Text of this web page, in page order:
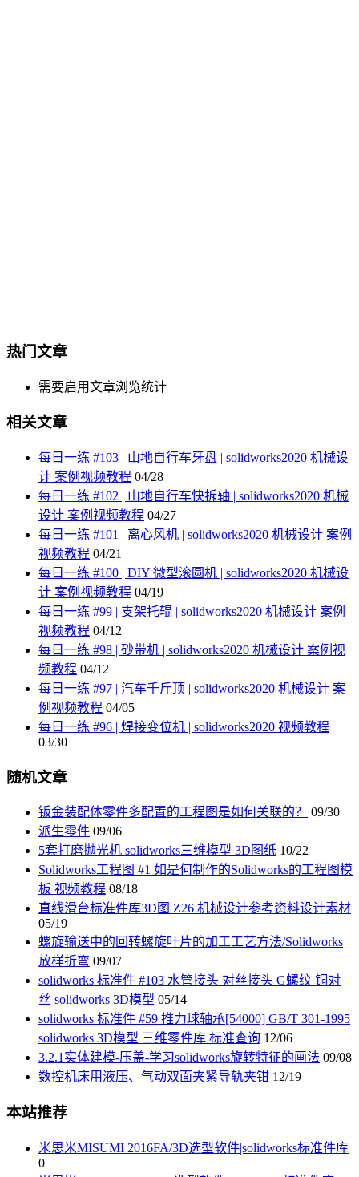
热门文章
需要启用文章浏览统计
相关文章
每日一练 #103 | 山地自行车牙盘 | solidworks2020 机械设
计 案例视频教程 04/28
每日一练 #102 | 山地自行车快拆轴 | solidworks2020 机械
设计 案例视频教程 04/27
每日一练 #101 | 离心风机 | solidworks2020 机械设计 案例
视频教程 04/21
每日一练 #100 | DIY 微型滚圆机 | solidworks2020 机械设
计 案例视频教程 04/19
每日一练 #99 | 支架托辊 | solidworks2020 机械设计 案例
视频教程 04/12
每日一练 #98 | 砂带机 | solidworks2020 机械设计 案例视
频教程 04/12
每日一练 #97 | 汽车千斤顶 | solidworks2020 机械设计 案
例视频教程 04/05
每日一练 #96 | 焊接变位机 | solidworks2020 视频教程
03/30
随机文章
钣金装配体零件多配置的工程图是如何关联的？
09/30
派生零件 09/06
5套打磨抛光机 solidworks三维模型 3D图纸 10/22
Solidworks工程图 #1 如是何制作的Solidworks的工程图模
板 视频教程 08/18
直线滑台标准件库3D图 Z26 机械设计参考资料设计素材
05/19
螺旋输送中的回转螺旋叶片的加工工艺方法/Solidworks
放样折弯 09/07
solidworks 标准件 #103 水管接头 对丝接头 G螺纹 铜对
丝 solidworks 3D模型 05/14
solidworks 标准件 #59 推力球轴承[54000] GB/T 301-1995
solidworks 3D模型 三维零件库 标准查询 12/06
3.2.1实体建模-压盖-学习solidworks旋转特征的画法 09/08
数控机床用液压、气动双面夹紧导轨夹钳 12/19
本站推荐
米思米MISUMI 2016FA/3D选型软件|solidworks标准件库
0